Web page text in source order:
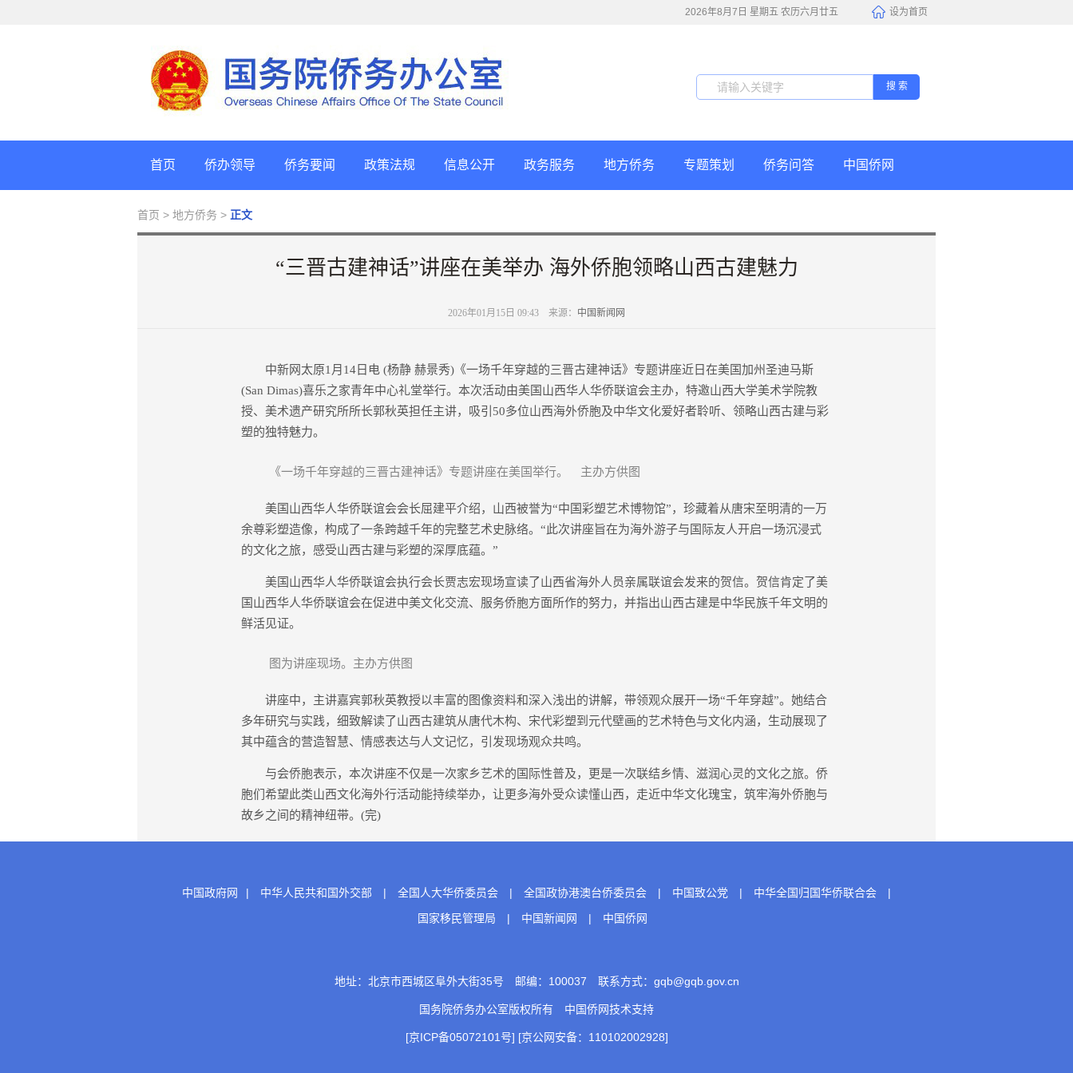
设为首页
2026年8月7日 星期五 农历六月廿五
搜 索
首页 侨办领导 侨务要闻 政策法规 信息公开 政务服务 地方侨务 专题策划 侨务问答 中国侨网
首页 > 地方侨务 > 正文
“三晋古建神话”讲座在美举办 海外侨胞领略山西古建魅力
2026年01月15日 09:43 来源： 中国新闻网
中新网太原1月14日电 (杨静 赫景秀)《一场千年穿越的三晋古建神话》专题讲座近日在美国加州圣迪马斯
(San Dimas)喜乐之家青年中心礼堂举行。本次活动由美国山西华人华侨联谊会主办，特邀山西大学美术学院教
授、美术遗产研究所所长郭秋英担任主讲，吸引50多位山西海外侨胞及中华文化爱好者聆听、领略山西古建与彩
塑的独特魅力。
《一场千年穿越的三晋古建神话》专题讲座在美国举行。 主办方供图
美国山西华人华侨联谊会会长屈建平介绍，山西被誉为“中国彩塑艺术博物馆”，珍藏着从唐宋至明清的一万
余尊彩塑造像，构成了一条跨越千年的完整艺术史脉络。“此次讲座旨在为海外游子与国际友人开启一场沉浸式
的文化之旅，感受山西古建与彩塑的深厚底蕴。”
美国山西华人华侨联谊会执行会长贾志宏现场宣读了山西省海外人员亲属联谊会发来的贺信。贺信肯定了美
国山西华人华侨联谊会在促进中美文化交流、服务侨胞方面所作的努力，并指出山西古建是中华民族千年文明的
鲜活见证。
图为讲座现场。主办方供图
讲座中，主讲嘉宾郭秋英教授以丰富的图像资料和深入浅出的讲解，带领观众展开一场“千年穿越”。她结合
多年研究与实践，细致解读了山西古建筑从唐代木构、宋代彩塑到元代壁画的艺术特色与文化内涵，生动展现了
其中蕴含的营造智慧、情感表达与人文记忆，引发现场观众共鸣。
与会侨胞表示，本次讲座不仅是一次家乡艺术的国际性普及，更是一次联结乡情、滋润心灵的文化之旅。侨
胞们希望此类山西文化海外行活动能持续举办，让更多海外受众读懂山西，走近中华文化瑰宝，筑牢海外侨胞与
故乡之间的精神纽带。(完)
中国政府网 | 中华人民共和国外交部 | 全国人大华侨委员会 | 全国政协港澳台侨委员会 | 中国致公党 | 中华全国归国华侨联合会
|
国家移民管理局
| 中国新闻网 | 中国侨网
地址：北京市西城区阜外大街35号 邮编：100037 联系方式：gqb@gqb.gov.cn
国务院侨务办公室版权所有 中国侨网技术支持
[京ICP备05072101号] [京公网安备：110102002928]